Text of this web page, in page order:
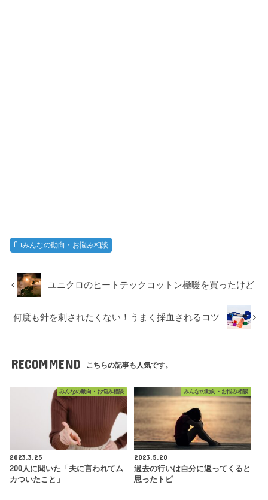
みんなの動向・お悩み相談
ユニクロのヒートテックコットン極暖を買ったけど
何度も針を刺されたくない！うまく採血されるコツ
RECOMMEND こちらの記事も人気です。
みんなの動向・お悩み相談
2023.3.25
200人に聞いた「夫に言われてム
カついたこと」
みんなの動向・お悩み相談
2023.5.20
過去の行いは自分に返ってくると
思ったトピ